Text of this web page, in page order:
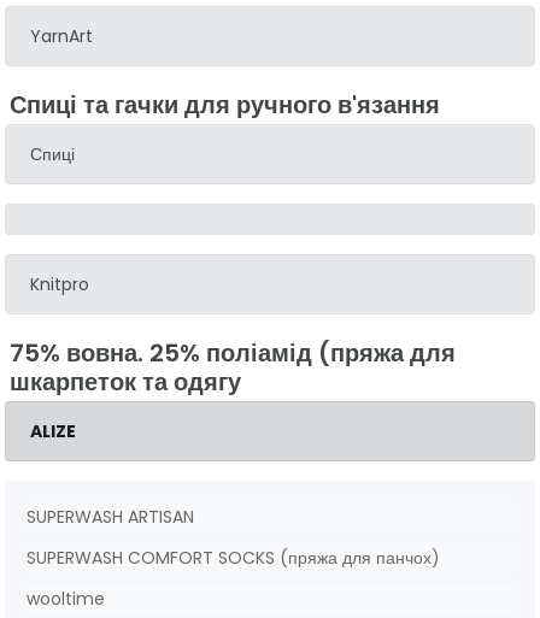
YarnArt
Спиці та гачки для ручного в'язання
Спиці
Knitpro
75% вовна. 25% поліамід (пряжа для
шкарпеток та одягу
ALIZE
SUPERWASH ARTISAN
SUPERWASH COMFORT SOCKS (пряжа для панчох)
wooltime